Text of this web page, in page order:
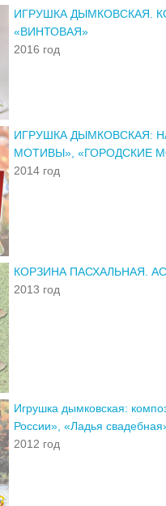
ИГРУШКА ДЫМКОВСКАЯ.
«ВИНТОВАЯ»
2016 год
ИГРУШКА ДЫМКОВСКАЯ:
МОТИВЫ», «ГОРОДСКИЕ
2014 год
КОРЗИНА ПАСХАЛЬНАЯ.
2013 год
Игрушка дымковская:
России», «Ладья
2012 год